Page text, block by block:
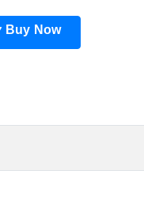
Buy Now